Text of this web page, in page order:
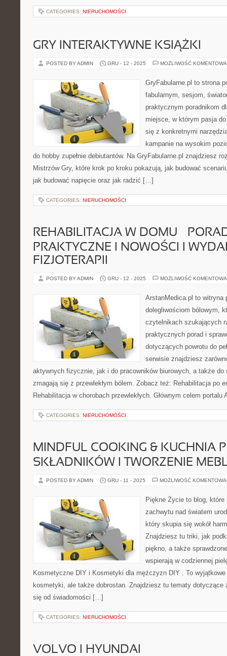
CATEGORIES: NIERUCHOMOŚCI
GRY INTERAKTYWNE KSIĄŻKI
POSTED BY ADMIN GRU - 12 - 2025 MOŻLIWOŚĆ
GryFabularne.pl to strona
fabularnym, sesjom,
praktycznym poradnikom
miejsce, w którym pasja
się z konkretnymi
kampanie na wysokim
do hobby zupełnie debiutantów. Na GryFabularne.pl znajdziesz
Mistrzów Gry, które krok po kroku pokazują, jak budować
jak budować napięcie oraz jak radzić […]
CATEGORIES: NIERUCHOMOŚCI
REHABILITACJA W DOMU –
PRAKTYCZNE I NOWOŚCI I
FIZJOTERAPII
POSTED BY ADMIN GRU - 12 - 2025 MOŻLIWOŚĆ
ArstanMedica.pl to witryna
dolegliwościom bólowym,
czytelnikach szukających
praktycznych porad i
dotyczących powrotu do
serwisie znajdziesz
aktywnych fizycznie, jak i do pracowników biurowych, a także
zmagają się z przewlekłym bólem. Zobacz też: Rehabilitacja po
Rehabilitacja w chorobach przewlekłych. Głównym celem
CATEGORIES: NIERUCHOMOŚCI
MINDFUL COOKING & KUCHNIA
SKŁADNIKÓW I TWORZENIE
POSTED BY ADMIN GRU - 11 - 2025 MOŻLIWOŚĆ
Piękne Życie to blog, które
zachwytu nad światem
który skupia się wokół
Znajdziesz tu triki, jak
piękno, a także
wspierają w codziennej
Kosmetyczne DIY i Kosmetyki dla mężczyzn DIY . To
kosmetyki, ale także dobrostan. Znajdziesz tu tematy dotyczące
się od świadomości […]
CATEGORIES: NIERUCHOMOŚCI
VOLVO I HYUNDAI